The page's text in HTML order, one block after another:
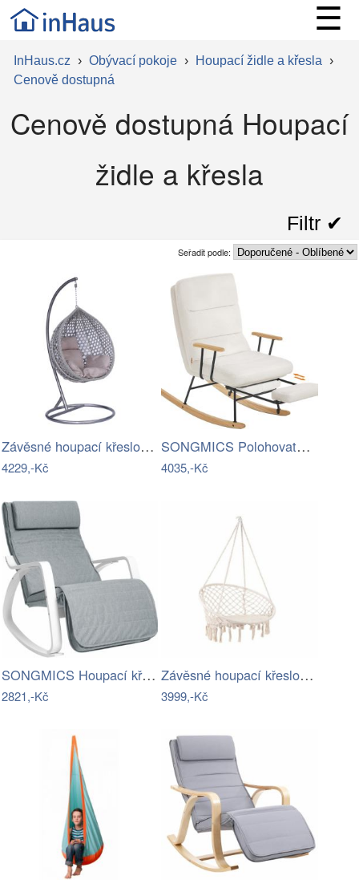
☰
InHaus.cz › Obývací pokoje › Houpací židle a křesla ›
Cenově dostupná
Cenově dostupná Houpací
židle a křesla
Filtr ✔︎
Seřadit podle:
Závěsné houpací křeslo Houseland Imogen…
4229,-Kč
SONGMICS Polohovatelné houpací křeslo…
4035,-Kč
SONGMICS Houpací křeslo Faux světle šedé
2821,-Kč
Závěsné houpací křeslo ve stylu hipís -…
3999,-Kč